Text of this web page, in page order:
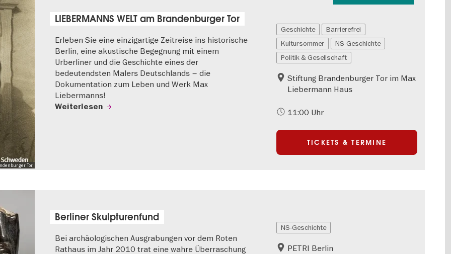
Tor
LIEBERMANNS WELT am Brandenburger Tor
Erleben Sie eine einzigartige Zeitreise ins historische
Berlin, eine akustische Begegnung mit einem
Urberliner und die Geschichte eines der
bedeutendsten Malers Deutschlands – die
Dokumentation zum Leben und Werk Max
Liebermanns!
Weiterlesen
Geschichte
Barrierefrei
Kultursommer
NS-Geschichte
Politik & Gesellschaft
Stiftung Brandenburger Tor im Max
Liebermann Haus
11:00 Uhr
TICKETS & TERMINE
Berliner Skulpturenfund
Bei archäologischen Ausgrabungen vor dem Roten
Rathaus im Jahr 2010 trat eine wahre Überraschung
NS-Geschichte
PETRI Berlin